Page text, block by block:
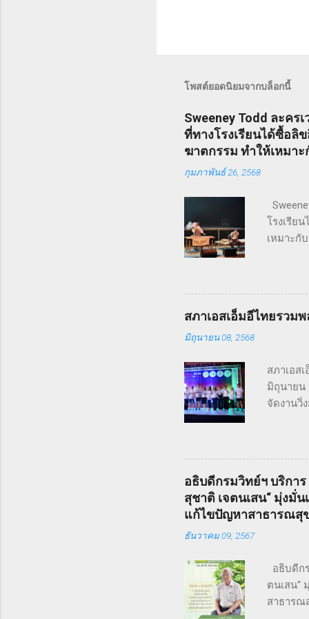
โพสต์ยอดนิยมจากบล็อกนี้
Sweeney Todd ละคร
ที่ทางโรงเรียนได้ซื้อลิ
ฆาตกรรม ทำให้เหมาะ
กุมภาพันธ์ 26, 2568
โรงเรีย
เหมาะกั
การแส
ละคร
ชื่อ
สภาเอสเอ็มอีไทยรวมพ
มิถุนายน 08, 2568
สภาเอส
มิถุนายน
จัดงานวิ่
We
Run
อันดับต้น
และแส
บุคคลสำ
อธิบดีกรมวิทย์ฯ บริการ
สุชาติ เจตนเสน“ มุ่ง
แก้ไขปัญหาสาธารณสุ
ธันวาคม 09, 2567
อธิบดีก
ตนเสน“
สาธารณ